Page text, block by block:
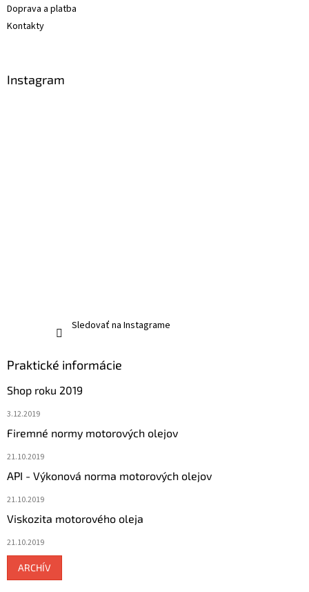
Doprava a platba
Kontakty
Instagram
Sledovať na Instagrame
Praktické informácie
Shop roku 2019
3.12.2019
Firemné normy motorových olejov
21.10.2019
API - Výkonová norma motorových olejov
21.10.2019
Viskozita motorového oleja
21.10.2019
ARCHÍV